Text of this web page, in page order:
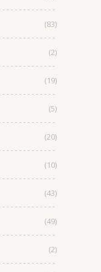
(83)
(2)
(19)
(5)
(20)
(10)
(43)
(49)
(2)